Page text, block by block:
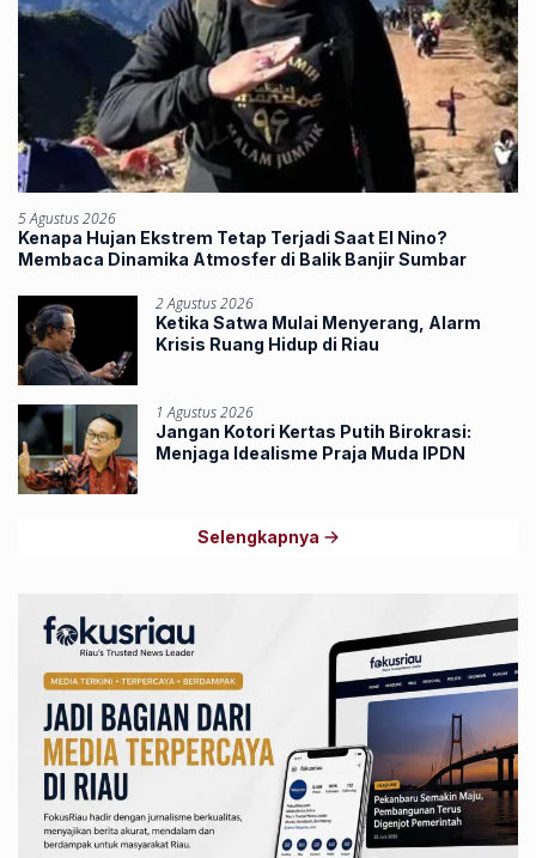
5 Agustus 2026
Kenapa Hujan Ekstrem Tetap Terjadi Saat El Nino?
Membaca Dinamika Atmosfer di Balik Banjir Sumbar
2 Agustus 2026
Ketika Satwa Mulai Menyerang, Alarm
Krisis Ruang Hidup di Riau
1 Agustus 2026
Jangan Kotori Kertas Putih Birokrasi:
Menjaga Idealisme Praja Muda IPDN
Selengkapnya